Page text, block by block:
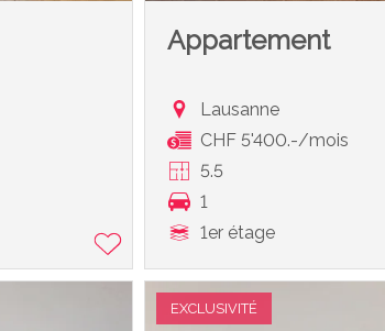
Appartement
Lausanne
CHF 5'400.-/mois
5.5
1
1er étage
EXCLUSIVITÉ